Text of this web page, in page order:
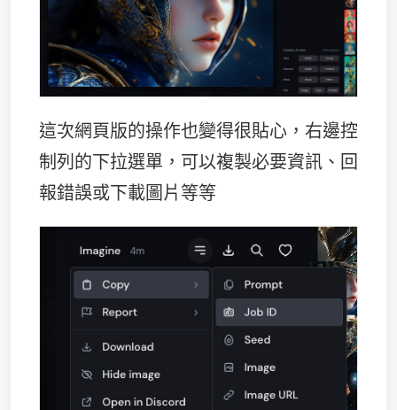
這次網頁版的操作也變得很貼心，右邊控
制列的下拉選單，可以複製必要資訊、回
報錯誤或下載圖片等等